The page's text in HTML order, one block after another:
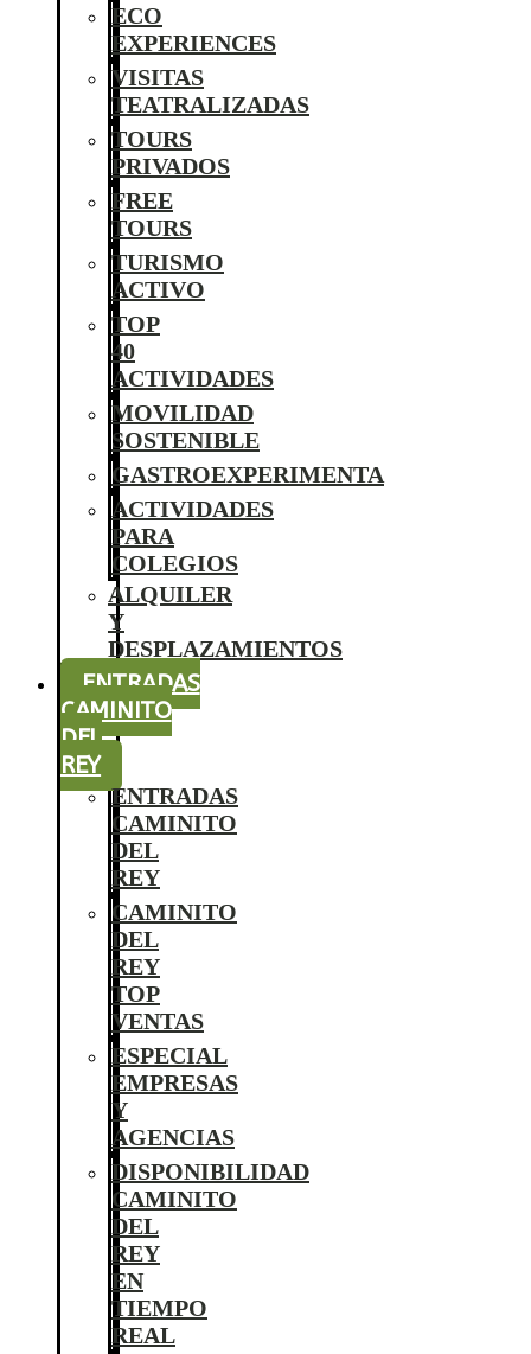
ECO
EXPERIENCES
VISITAS
TEATRALIZADAS
TOURS
PRIVADOS
FREE
TOURS
TURISMO
ACTIVO
TOP
40
ACTIVIDADES
MOVILIDAD
SOSTENIBLE
GASTROEXPERIMENTA
ACTIVIDADES
PARA
COLEGIOS
ALQUILER
Y
DESPLAZAMIENTOS
ENTRADAS
CAMINITO
DEL
REY
ENTRADAS
CAMINITO
DEL
REY
CAMINITO
DEL
REY
TOP
VENTAS
ESPECIAL
EMPRESAS
Y
AGENCIAS
DISPONIBILIDAD
CAMINITO
DEL
REY
EN
TIEMPO
REAL